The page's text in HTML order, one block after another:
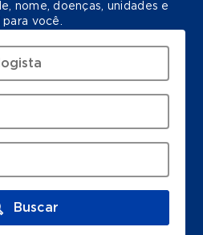
nome, doenças, unidades e
você.
Buscar